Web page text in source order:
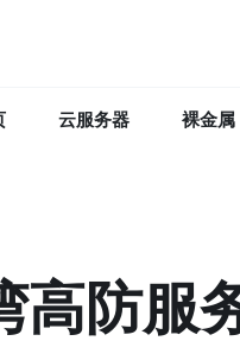
云服务器 裸金属
高防服